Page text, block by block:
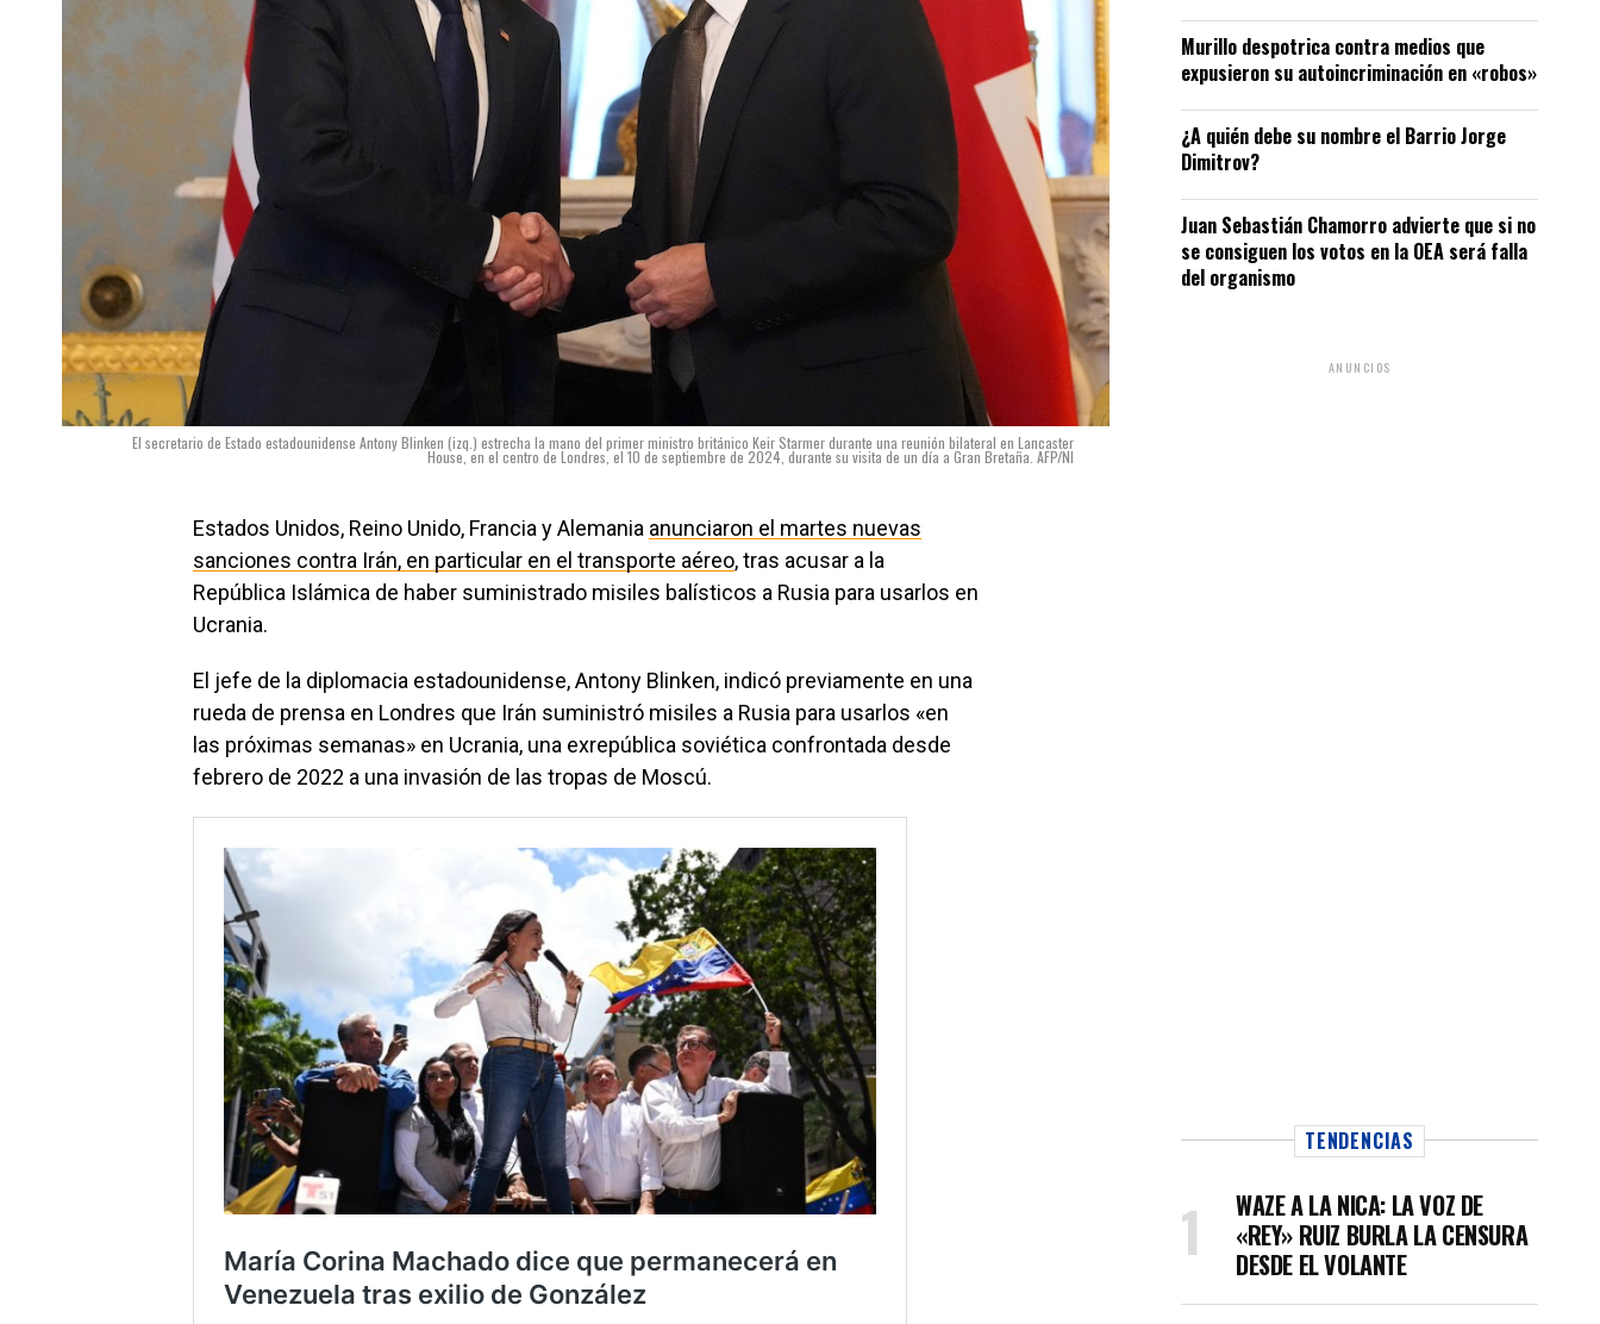
El secretario de Estado estadounidense Antony Blinken (izq.) estrecha la mano del primer ministro británico Keir Starmer durante una reunión bilateral en Lancaster
House, en el centro de Londres, el 10 de septiembre de 2024, durante su visita de un día a Gran Bretaña. AFP/NI
Estados Unidos, Reino Unido, Francia y Alemania anunciaron el martes nuevas
sanciones contra Irán, en particular en el transporte aéreo, tras acusar a la
República Islámica de haber suministrado misiles balísticos a Rusia para usarlos en
Ucrania.
El jefe de la diplomacia estadounidense, Antony Blinken, indicó previamente en una
rueda de prensa en Londres que Irán suministró misiles a Rusia para usarlos «en
las próximas semanas» en Ucrania, una exrepública soviética confrontada desde
febrero de 2022 a una invasión de las tropas de Moscú.
Murillo despotrica contra medios que
expusieron su autoincriminación en «robos»
¿A quién debe su nombre el Barrio Jorge
Dimitrov?
Juan Sebastián Chamorro advierte que si no
se consiguen los votos en la OEA será falla
del organismo
ANUNCIOS
TENDENCIAS
WAZE A LA NICA: LA VOZ DE
«REY» RUIZ BURLA LA CENSURA
DESDE EL VOLANTE